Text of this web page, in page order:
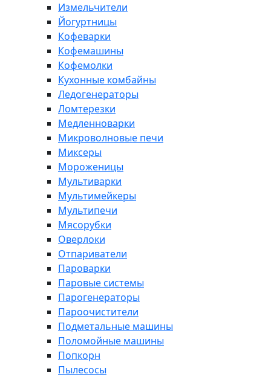
Измельчители
Йогуртницы
Кофеварки
Кофемашины
Кофемолки
Кухонные комбайны
Ледогенераторы
Ломтерезки
Медленноварки
Микроволновые печи
Миксеры
Мороженицы
Мультиварки
Мультимейкеры
Мультипечи
Мясорубки
Оверлоки
Отпариватели
Пароварки
Паровые системы
Парогенераторы
Пароочистители
Подметальные машины
Поломойные машины
Попкорн
Пылесосы